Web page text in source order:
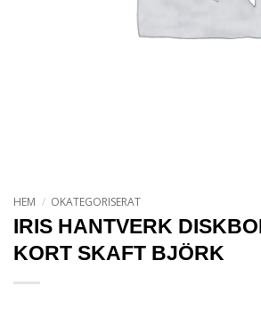
HEM / OKATEGORISERAT
IRIS HANTVERK
KORT SKAFT BJÖRK